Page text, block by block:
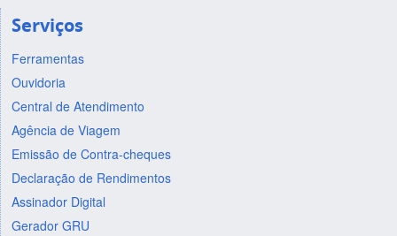
Serviços
Ferramentas
Ouvidoria
Central de Atendimento
Agência de Viagem
Emissão de Contra-cheques
Declaração de Rendimentos
Assinador Digital
Gerador GRU